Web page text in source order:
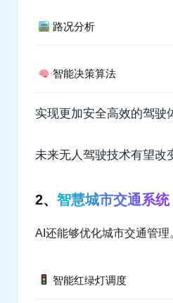
路况分析
智能决策算法
实现更加安全高效的驾驶
未来无人驾驶技术有望改
2、 智慧城市交通系统
AI还能够优化城市交通管理
智能红绿灯调度